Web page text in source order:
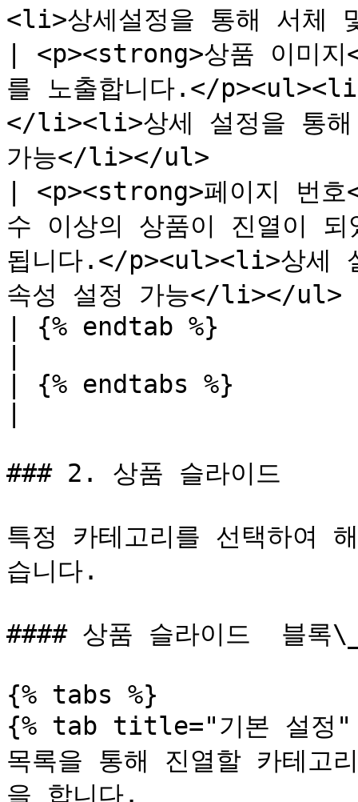
<li>상세설정을 통해 서
| <p><strong>상품 이미
를 노출합니다.</
</li><li>상세 설정을 통해
가능</li></ul>
| <p><strong>페이지 번
수 이상의 상품이 진열이
됩니다.</p><ul><li>상세
속성 설정 가능</
| {% endtab %}
| {% endtabs %}
### 2. 상품 슬라이드
특정 카테고리를 선택하여
습니다.
#### 상품 슬라이드  블록
{% tabs %}
{% tab title="기본 설정"
목록을 통해 진열할 카테고
을 합니다.